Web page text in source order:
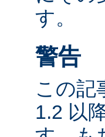
す。
警告
この記
1.2 以